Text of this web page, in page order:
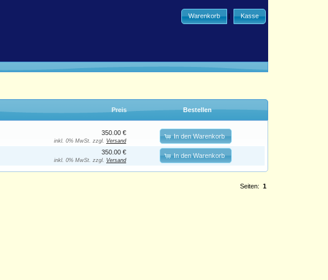
Warenkorb | Kasse
Preis Bestellen
350.00 €
inkl. 0% MwSt. zzgl. Versand
In den Warenkorb
350.00 €
inkl. 0% MwSt. zzgl. Versand
In den Warenkorb
Seiten: 1